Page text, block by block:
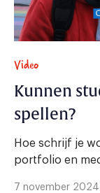
Video
Kunnen
spellen?
Hoe schrijf je
portfolio en
7 november 2024